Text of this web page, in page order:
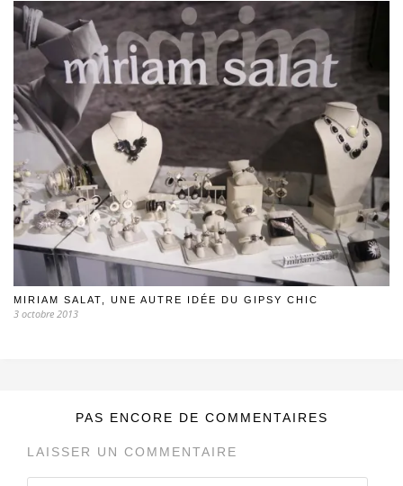
MIRIAM SALAT, UNE AUTRE IDÉE DU GIPSY CHIC
3 octobre 2013
PAS ENCORE DE COMMENTAIRES
LAISSER UN COMMENTAIRE